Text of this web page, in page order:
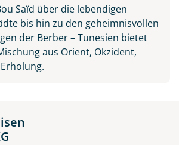
Saïd über die lebendigen
bis hin zu den geheimnisvollen
der Berber – Tunesien bietet
aus Orient, Okzident,